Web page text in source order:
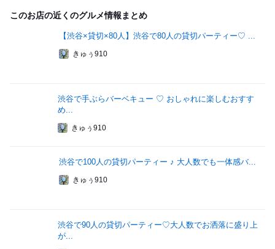
このお店の近くのグルメ情報まとめ
【渋谷×貸切×80人】渋谷で80人の貸切パーティー♡ ...
きゅぅ910
渋谷で手ぶらバーベキュー ♡ おしゃれに楽しむおすす
め...
きゅぅ910
渋谷で100人の貸切パーティー ♪ 大人数でも一体感バ...
きゅぅ910
渋谷で90人の貸切パーティー♡大人数でお洒落に盛り上
が...